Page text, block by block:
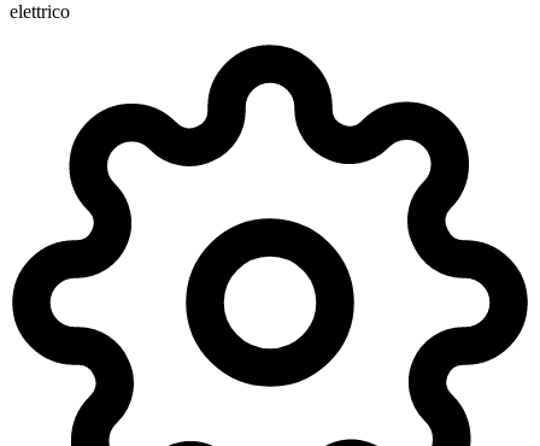
elettrico